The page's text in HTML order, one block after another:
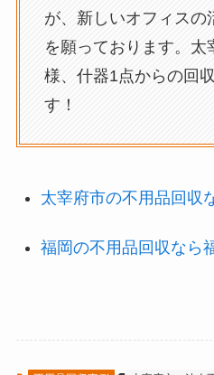
が、新しいオフィスの
を願っております。太
様、什器1点からの回
す！
太宰府市の不用品回収
福岡の不用品回収なら